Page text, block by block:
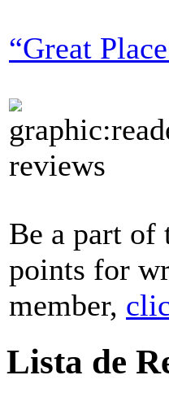
“Great
Be a part of
points for
member,
Lista de